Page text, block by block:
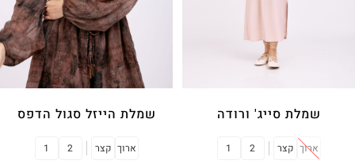
שמלת סייג' ורודה
ארוך קצר 2
1
שמלת הייזל סגול הדפס
ארוך קצר 2
1